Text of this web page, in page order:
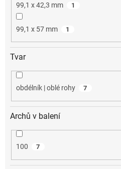
99,1 x 42,3 mm 1
99,1 x 57 mm 1
Tvar
obdélník | oblé rohy 7
Archů v balení
100 7